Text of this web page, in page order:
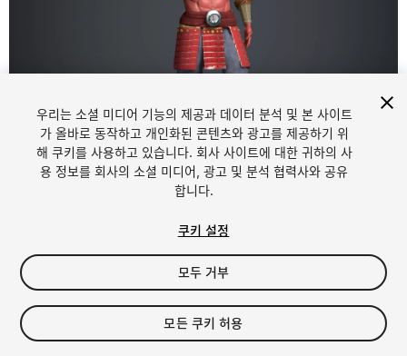
1/13
$19.99
세금/부가세는 결제 시 반영됩니다.
우리는 소셜 미디어 기능의 제공과 데이터 분석 및 본 사이트
가 올바로 동작하고 개인화된 콘텐츠와 광고를 제공하기 위
해 쿠키를 사용하고 있습니다. 회사 사이트에 대한 귀하의 사
용 정보를 회사의 소셜 미디어, 광고 및 분석 협력사와 공유
합니다.
쿠키 설정
모두 거부
모든 쿠키 허용